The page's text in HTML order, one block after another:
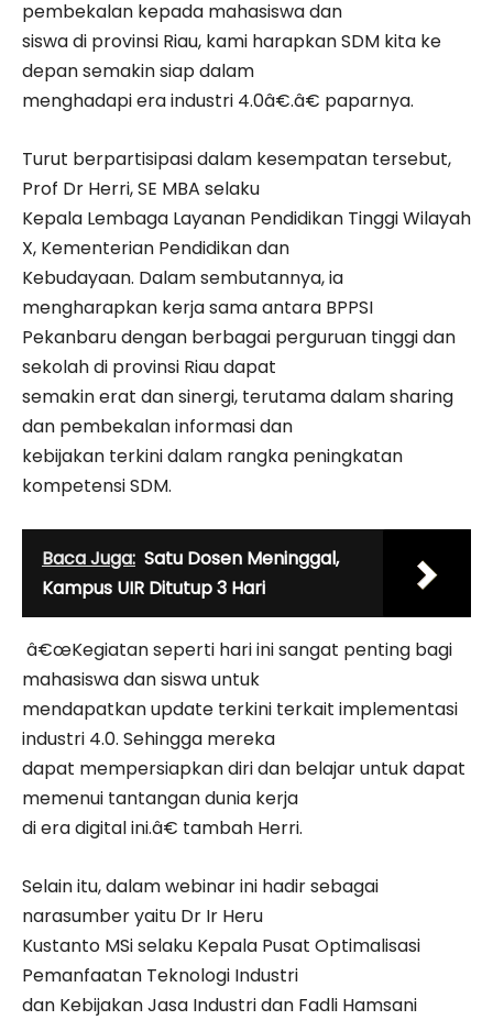
pembekalan kepada mahasiswa dan
siswa di provinsi Riau, kami harapkan SDM kita ke
depan semakin siap dalam
menghadapi era industri 4.0â€.â€ paparnya.
Turut berpartisipasi dalam kesempatan tersebut,
Prof Dr Herri, SE MBA selaku
Kepala Lembaga Layanan Pendidikan Tinggi Wilayah
X, Kementerian Pendidikan dan
Kebudayaan. Dalam sembutannya, ia
mengharapkan kerja sama antara BPPSI
Pekanbaru dengan berbagai perguruan tinggi dan
sekolah di provinsi Riau dapat
semakin erat dan sinergi, terutama dalam sharing
dan pembekalan informasi dan
kebijakan terkini dalam rangka peningkatan
kompetensi SDM.
Baca Juga: Satu Dosen Meninggal,
Kampus UIR Ditutup 3 Hari
â€œKegiatan seperti hari ini sangat penting bagi
mahasiswa dan siswa untuk
mendapatkan update terkini terkait implementasi
industri 4.0. Sehingga mereka
dapat mempersiapkan diri dan belajar untuk dapat
memenui tantangan dunia kerja
di era digital ini.â€ tambah Herri.
Selain itu, dalam webinar ini hadir sebagai
narasumber yaitu Dr Ir Heru
Kustanto MSi selaku Kepala Pusat Optimalisasi
Pemanfaatan Teknologi Industri
dan Kebijakan Jasa Industri dan Fadli Hamsani